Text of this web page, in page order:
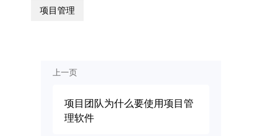
项目管理
上一页
项目团队为什么要使用项目管
理软件